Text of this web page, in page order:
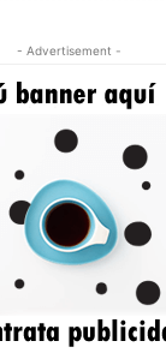
- Advertisement -